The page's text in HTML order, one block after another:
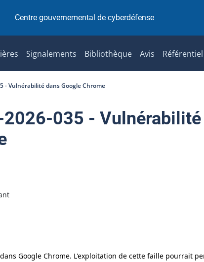
Centre gouvernemental de cyberdéfense
Signalements Bibliothèque Avis Référentiel
- Vulnérabilité dans Google Chrome
2026-035 -
Google Chrome. L'exploitation de cette faille pourrait